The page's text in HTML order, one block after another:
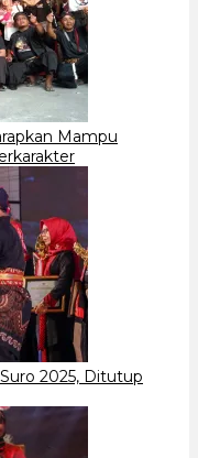
Mampu
2025, Ditutup